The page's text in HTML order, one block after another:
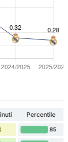
Percentile
85